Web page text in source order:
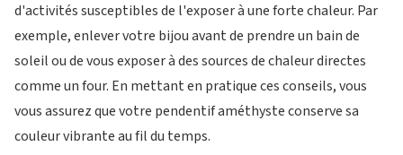
d'activités susceptibles de l'exposer à une forte chaleur. Par
exemple, enlever votre bijou avant de prendre un bain de
soleil ou de vous exposer à des sources de chaleur directes
comme un four. En mettant en pratique ces conseils, vous
vous assurez que votre pendentif améthyste conserve sa
couleur vibrante au fil du temps.